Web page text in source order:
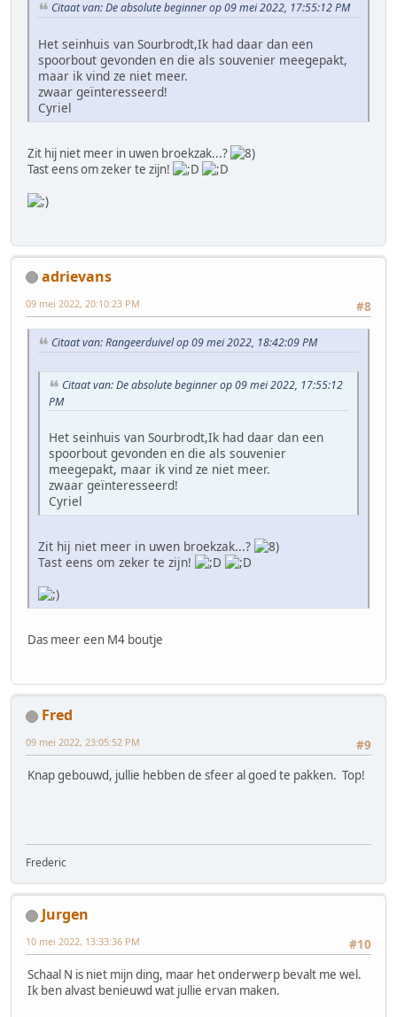
Citaat van: De absolute beginner op 09 mei 2022, 17:55:12 PM
Het seinhuis van Sourbrodt,Ik had daar dan een
spoorbout gevonden en die als souvenier meegepakt,
maar ik vind ze niet meer.
zwaar geïnteresseerd!
Cyriel
Zit hij niet meer in uwen broekzak...?
Tast eens om zeker te zijn!
adrievans
#8
09 mei 2022, 20:10:23 PM
Citaat van: Rangeerduivel op 09 mei 2022, 18:42:09 PM
Citaat van: De absolute beginner op 09 mei 2022, 17:55:12
PM
Het seinhuis van Sourbrodt,Ik had daar dan een
spoorbout gevonden en die als souvenier
meegepakt, maar ik vind ze niet meer.
zwaar geïnteresseerd!
Cyriel
Zit hij niet meer in uwen broekzak...?
Tast eens om zeker te zijn!
Das meer een M4 boutje
Fred
#9
09 mei 2022, 23:05:52 PM
Knap gebouwd, jullie hebben de sfeer al goed te pakken. Top!
Frederic
Jurgen
#10
10 mei 2022, 13:33:36 PM
Schaal N is niet mijn ding, maar het onderwerp bevalt me wel.
Ik ben alvast benieuwd wat jullie ervan maken.